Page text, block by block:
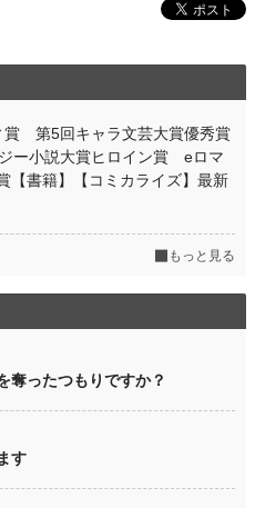
賞 第5回キャラ文芸大賞優秀賞
ー小説大賞ヒロイン賞 eロマ
【書籍】【コミカライズ】最新
もっと見る
奪ったつもりですか？
す